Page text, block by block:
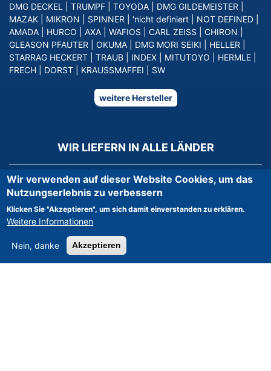
DMG DECKEL TRUMPF TOYODA DMG GILDEMEISTER
MAZAK
MIKRON SPINNER 'nicht definiert NOT DEFINED
AMADA
HURCO AXA WAFIOS CARL ZEISS CHIRON
GLEASON PFAUTER
OKUMA DMG MORI SEIKI HELLER
STARRAG HECKERT
TRAUB INDEX MITUTOYO HERMLE
FRECH
DORST KRAUSSMAFFEI SW
weitere Hersteller
WIR LIEFERN IN ALLE LÄNDER
Wir verwenden auf dieser Website Cookies, um das
Nutzungserlebnis zu verbessern
Klicken Sie "Akzeptieren", um sich damit einverstanden zu erklären.
Weitere Informationen
Nein, danke Akzeptieren